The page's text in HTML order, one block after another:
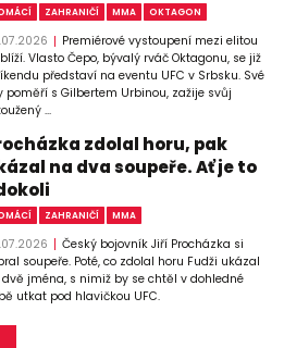
ZAHRANIČÍ MMA OKTAGON
Premiérové vystoupení mezi elitou
Vlasto Čepo, bývalý rváč Oktagonu, se již
představí na eventu UFC v Srbsku. Své
poměří s Gilbertem Urbinou, zažije svůj
...
zdolal horu, pak
na dva soupeře. Ať je to
ZAHRANIČÍ MMA
Český bojovník Jiří Procházka si
soupeře. Poté, co zdolal horu Fudži ukázal
dvě jména, s nimiž by se chtěl v dohledné
utkat pod hlavičkou UFC.